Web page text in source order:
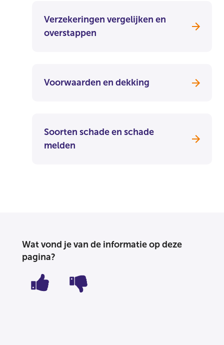
Verzekeringen vergelijken en
overstappen
Voorwaarden en dekking
Soorten schade en schade
melden
Wat vond je van de informatie op deze
pagina?